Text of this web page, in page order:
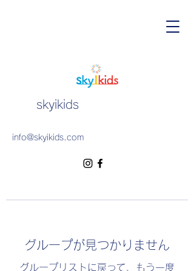
skyikids
info@skyikids.com
グループが見つかりません
グループリストに戻って、もう一度